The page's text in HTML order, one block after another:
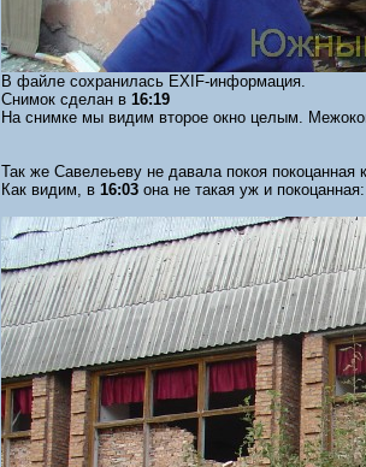
В файле сохранилась EXIF-информация.
Снимок сделан в 16:19
На снимке мы видим второе окно целым.
Так же Савелеьеву не давала покоя
Как видим, в 16:03 она не такая уж и покоцанная: